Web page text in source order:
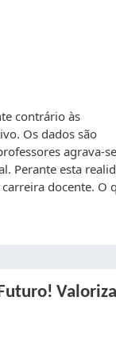
contrário às
Os dados são
agrava-
Perante esta
docente. O